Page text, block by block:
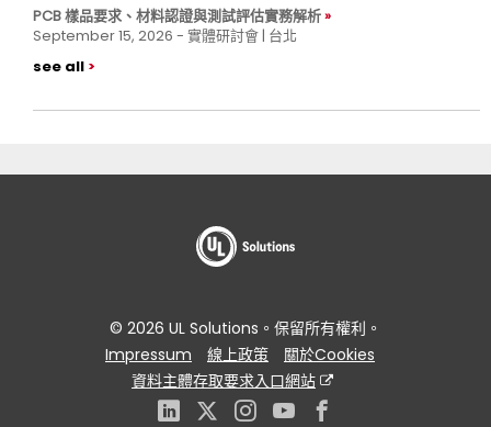
PCB 樣品要求、材料認證與測試評估實務解析
September 15, 2026 - 實體研討會 | 台北
see all
© 2026 UL Solutions。保留所有權利。
Impressum
線上政策
關於Cookies
資料主體存取要求入口網站